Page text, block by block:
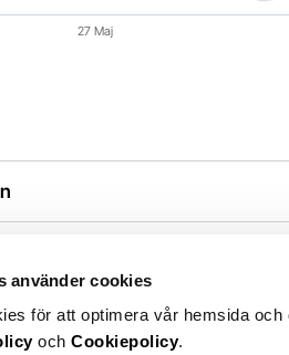
använder cookies
för att optimera vår hemsida
ochCookiepolicy.
27 Maj
och halvledarutrustning
är ett svenskt företag som